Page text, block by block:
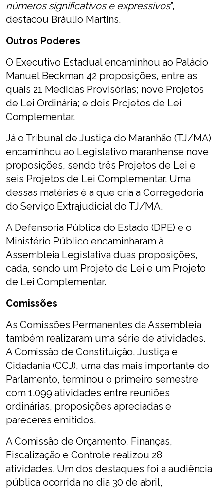
números significativos e expressivos”,
destacou Bráulio Martins.
Outros Poderes
O Executivo Estadual encaminhou ao Palácio
Manuel Beckman 42 proposições, entre as
quais 21 Medidas Provisórias; nove Projetos
de Lei Ordinária; e dois Projetos de Lei
Complementar.
Já o Tribunal de Justiça do Maranhão (TJ/MA)
encaminhou ao Legislativo maranhense nove
proposições, sendo três Projetos de Lei e
seis Projetos de Lei Complementar. Uma
dessas matérias é a que cria a Corregedoria
do Serviço Extrajudicial do TJ/MA.
A Defensoria Pública do Estado (DPE) e o
Ministério Público encaminharam à
Assembleia Legislativa duas proposições,
cada, sendo um Projeto de Lei e um Projeto
de Lei Complementar.
Comissões
As Comissões Permanentes da Assembleia
também realizaram uma série de atividades.
A Comissão de Constituição, Justiça e
Cidadania (CCJ), uma das mais importante do
Parlamento, terminou o primeiro semestre
com 1.099 atividades entre reuniões
ordinárias, proposições apreciadas e
pareceres emitidos.
A Comissão de Orçamento, Finanças,
Fiscalização e Controle realizou 28
atividades. Um dos destaques foi a audiência
pública ocorrida no dia 30 de abril,